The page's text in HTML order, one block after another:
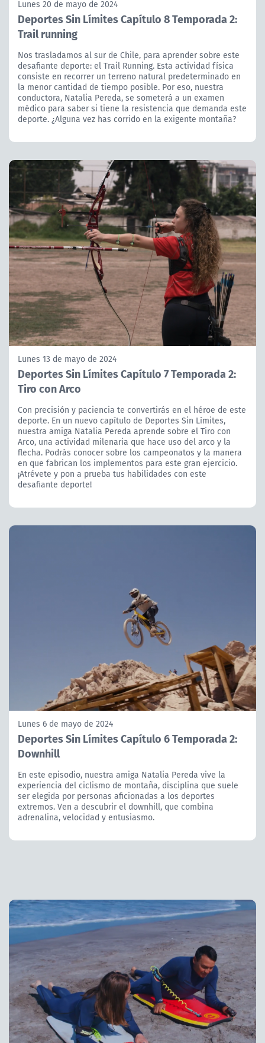
Lunes 20 de mayo de 2024
Deportes Sin Límites Capítulo 8 Temporada 2:
Trail running
Nos trasladamos al sur de Chile, para aprender sobre este
desafiante deporte: el Trail Running. Esta actividad física
consiste en recorrer un terreno natural predeterminado en
la menor cantidad de tiempo posible. Por eso, nuestra
conductora, Natalia Pereda, se someterá a un examen
médico para saber si tiene la resistencia que demanda este
deporte. ¿Alguna vez has corrido en la exigente montaña?
Lunes 13 de mayo de 2024
Deportes Sin Límites Capítulo 7 Temporada 2:
Tiro con Arco
Con precisión y paciencia te convertirás en el héroe de este
deporte. En un nuevo capítulo de Deportes Sin Límites,
nuestra amiga Natalia Pereda aprende sobre el Tiro con
Arco, una actividad milenaria que hace uso del arco y la
flecha. Podrás conocer sobre los campeonatos y la manera
en que fabrican los implementos para este gran ejercicio.
¡Atrévete y pon a prueba tus habilidades con este
desafiante deporte!
Lunes 6 de mayo de 2024
Deportes Sin Límites Capítulo 6 Temporada 2:
Downhill
En este episodio, nuestra amiga Natalia Pereda vive la
experiencia del ciclismo de montaña, disciplina que suele
ser elegida por personas aficionadas a los deportes
extremos. Ven a descubrir el downhill, que combina
adrenalina, velocidad y entusiasmo.